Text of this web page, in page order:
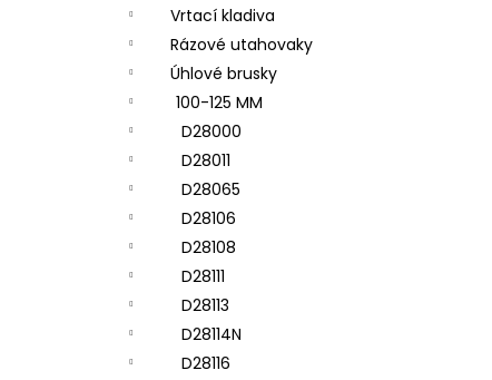
Vrtací kladiva
Rázové utahovaky
Úhlové brusky
100-125 MM
D28000
D28011
D28065
D28106
D28108
D28111
D28113
D28114N
D28116